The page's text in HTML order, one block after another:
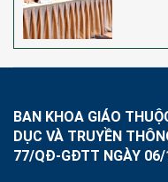
BAN KHOA GIÁO
DỤC VÀ TRUYỀN
77/QĐ-GĐTT NGÀY